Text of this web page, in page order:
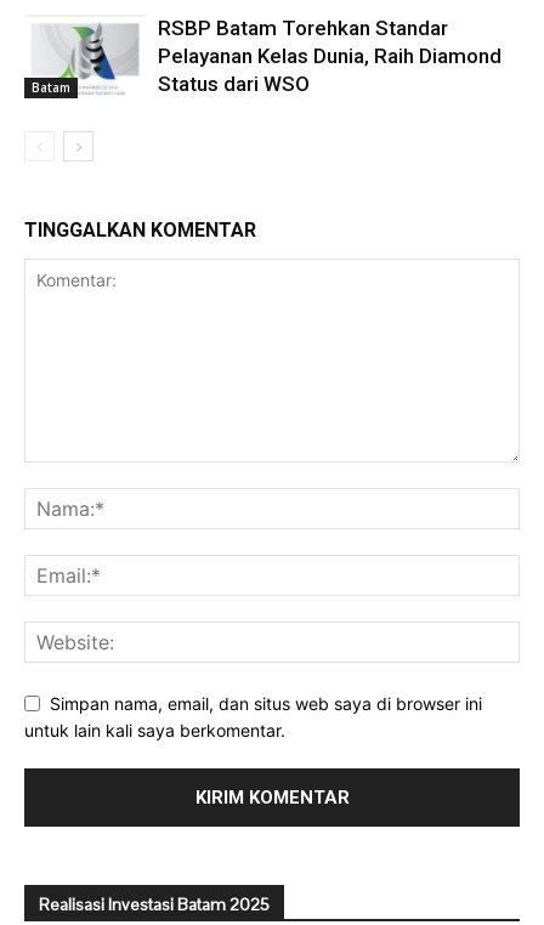
Batam
RSBP Batam Torehkan Standar
Pelayanan Kelas Dunia, Raih Diamond
Status dari WSO
TINGGALKAN KOMENTAR
Simpan nama, email, dan situs web saya di browser ini
untuk lain kali saya berkomentar.
Realisasi Investasi Batam 2025